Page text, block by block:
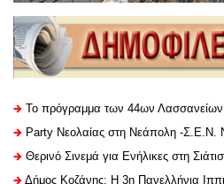
Το πρόγραμμα των 44ων Λασσανείων
Party Νεολαίας στη Νεάπολη -Σ.Ε.Ν.
Θερινό Σινεμά για Ενήλικες στη
Δήμος Κοζάνης: Η 3η Πανελλήνια